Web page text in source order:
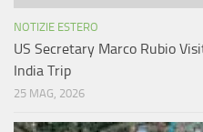
NOTIZIE ESTERO
US Secretary Marco Rubio
India Trip
25 MAG, 2026